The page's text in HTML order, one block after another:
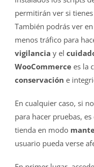
permitirán ver si
También podrás ver
menos tráfico para
vigilancia y el
WooCommercees la
conservación e
En cualquier caso, si
para hacer pruebas,
tienda en modo
usuario pueda verse